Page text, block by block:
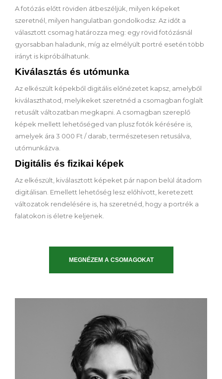
A fotózás előtt röviden átbeszéljük, milyen képeket
szeretnél, milyen hangulatban gondolkodsz. Az időt a
választott csomag határozza meg: egy rövid fotózásnál
gyorsabban haladunk, míg az elmélyült portré esetén több
irányt is kipróbálhatunk.
Kiválasztás és utómunka
Az elkészült képekből digitális előnézetet kapsz, amelyből
kiválaszthatod, melyikeket szeretnéd a csomagban foglalt
retusált változatban megkapni. A csomagban szereplő
képek mellett lehetőséged van plusz fotók kérésére is,
amelyek ára 3 000 Ft / darab, természetesen retusálva,
utómunkázva.
Digitális és fizikai képek
Az elkészült, kiválasztott képeket pár napon belül átadom
digitálisan. Emellett lehetőség lesz előhívott, keretezett
változatok rendelésére is, ha szeretnéd, hogy a portrék a
falatokon is életre keljenek.
MEGNÉZEM A CSOMAGOKAT